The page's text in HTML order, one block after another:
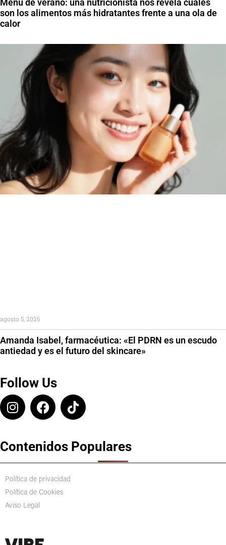
Menú de verano: una nutricionista nos revela cuáles
son los alimentos más hidratantes frente a una ola de
calor
Amanda Isabel, farmacéutica: «El PDRN es un escudo
antiedad y es el futuro del skincare»
agosto 5, 2026
Follow Us
Contenidos Populares
Política de privacidad
Política de Cookies
Aviso Legal